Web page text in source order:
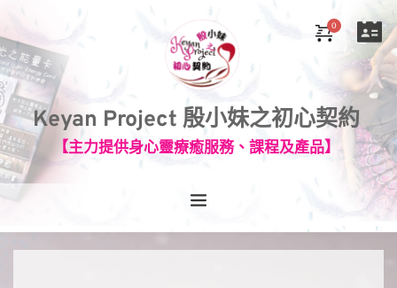
Keyan Project 殷小妹之初心契約
【主力提供身心靈療癒服務、課程及產品】